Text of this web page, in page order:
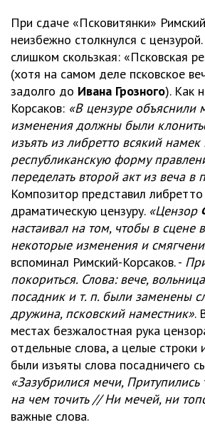
При сдаче «Псковитянки»
неизбежно столкнулся с
слишком скользкая: «Псковская
(хотя на самом деле псковское
задолго до Ивана Грозного). Как
Корсаков: «В цензуре объяснили
изменения должны были
изъять из либретто всякий намек
республиканскую форму
переделать второй акт из веча в
Композитор представил
драматическую цензуру. «Цензор
настаивал на том, чтобы в сцене
некоторые изменения и
вспоминал Римский-Корсаков. -
покориться. Слова: вече,
посадник и т. п. были заменены
дружина, псковский наместник».
местах безжалостная рука
отдельные слова, а целые строки
были изъяты слова посадничего
«Зазубрилися мечи,
на чем точить // Ни мечей, ни
важные слова.